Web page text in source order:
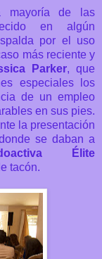
mayoría de las
en algún
por el uso
más reciente y
Parker, que
especiales los
de un empleo
en sus pies.
la presentación
se daban a
Élite
tacón.